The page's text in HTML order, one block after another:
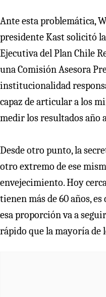
Ante esta problemática,
presidente Kast solicitó
Ejecutiva del Plan Chile
una Comisión Asesora
institucionalidad
capaz de articular a los
medir los resultados año
Desde otro punto, la
otro extremo de ese
envejecimiento. Hoy
tienen más de 60 años,
esa proporción va a
rápido que la mayoría de